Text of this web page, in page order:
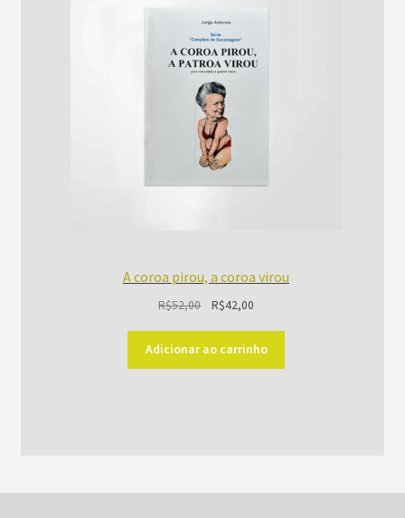
A coroa pirou, a coroa virou
R$52,00
original
era:
R$42,00O
atual
é:
Adicionar ao carrinho